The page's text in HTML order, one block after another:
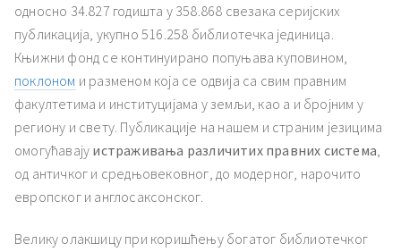
односно 34.827 годишта у 358.868 свезака серијских
публикација, укупно 516.258 библиотечка јединица.
Књижни фонд се континуирано попуњава куповином,
поклоном и разменом која се одвија са свим правним
факултетима и институцијама у земљи, као а и бројним у
региону и свету. Публикације на нашем и страним језицима
омогућавају истраживања различитих правних система,
од античког и средњовековног, до модерног, нарочито
европског и англосаксонског.
Велику олакшицу при коришћењу богатог библиотечког